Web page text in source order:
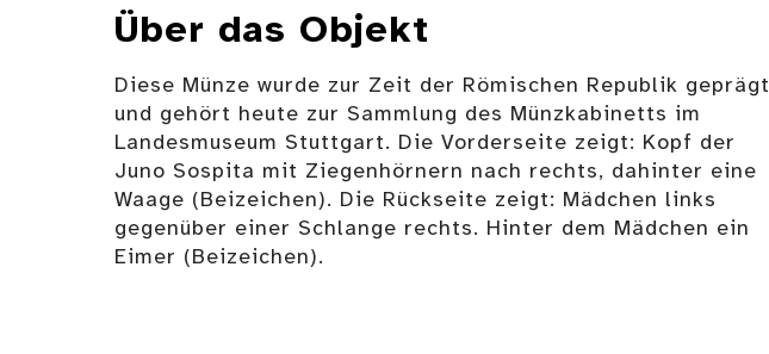
Über das Objekt
Diese Münze wurde zur Zeit der Römischen Republik geprägt
und gehört heute zur Sammlung des Münzkabinetts im
Landesmuseum Stuttgart. Die Vorderseite zeigt: Kopf der
Juno Sospita mit Ziegenhörnern nach rechts, dahinter eine
Waage (Beizeichen). Die Rückseite zeigt: Mädchen links
gegenüber einer Schlange rechts. Hinter dem Mädchen ein
Eimer (Beizeichen).